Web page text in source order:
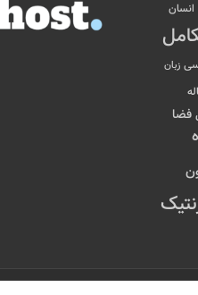
انسان
زبان
فضا